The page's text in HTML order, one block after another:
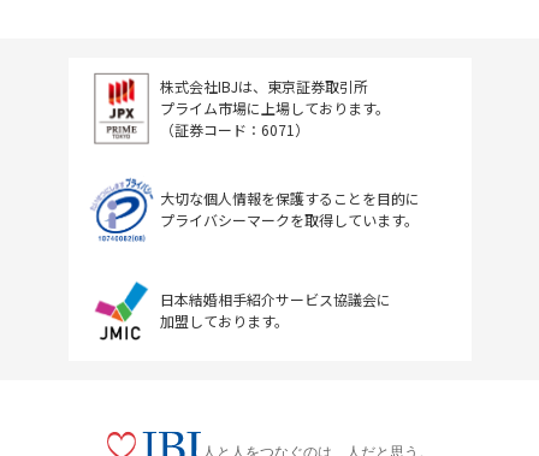
株式会社IBJは、東京証券取引所
プライム市場に上場しております。
（証券コード：6071）
大切な個人情報を保護することを目的に
プライバシーマークを取得しています。
日本結婚相手紹介サービス協議会に
加盟しております。
人と人をつなぐのは、人だと思う。